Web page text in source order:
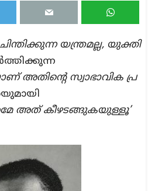
യന്ത്രമല്ല, യുക്തി
അതിന്റെ സ്വാഭാവിക പ്ര
അത് കീഴടങ്ങുകയുള്ളൂ’